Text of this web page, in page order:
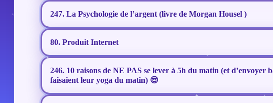
247. La Psychologie de l’argent (livre de Morgan Housel )
80. Produit Internet
246. 10 raisons de NE PAS se lever à 5h du matin (et
faisaient leur yoga du matin) 😎